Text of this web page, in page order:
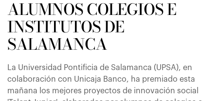
ALUMNOS COLEGIOS E
INSTITUTOS DE
SALAMANCA
La Universidad Pontificia de Salamanca (UPSA), en
colaboración con Unicaja Banco, ha premiado esta
mañana los mejores proyectos de innovación social